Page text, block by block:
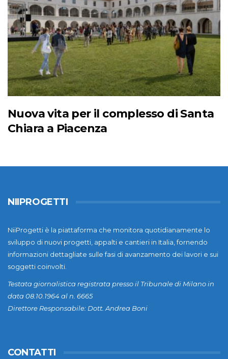
Nuova vita per il complesso di Santa
Chiara a Piacenza
NIIPROGETTI
NiiProgetti è la piattaforma che monitora quotidianamente lo
sviluppo di nuovi progetti, appalti e cantieri in Italia, fornendo
informazioni dettagliate sulle fasi di avanzamento dei lavori e sui
soggetti coinvolti.
Testata giornalistica registrata presso il Tribunale di Milano in
data 08.10.1964 al n. 6665
Direttore Responsabile: Dott. Andrea Boni
CONTATTI